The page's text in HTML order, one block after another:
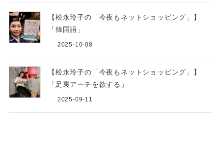
【松永玲子の「今夜もネットショッピング」】
「韓国語」
2025-10-08
【松永玲子の「今夜もネットショッピング」】
「足裏アーチを欲する」
2025-09-11